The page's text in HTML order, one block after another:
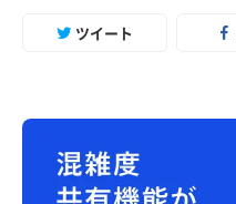
ツイート